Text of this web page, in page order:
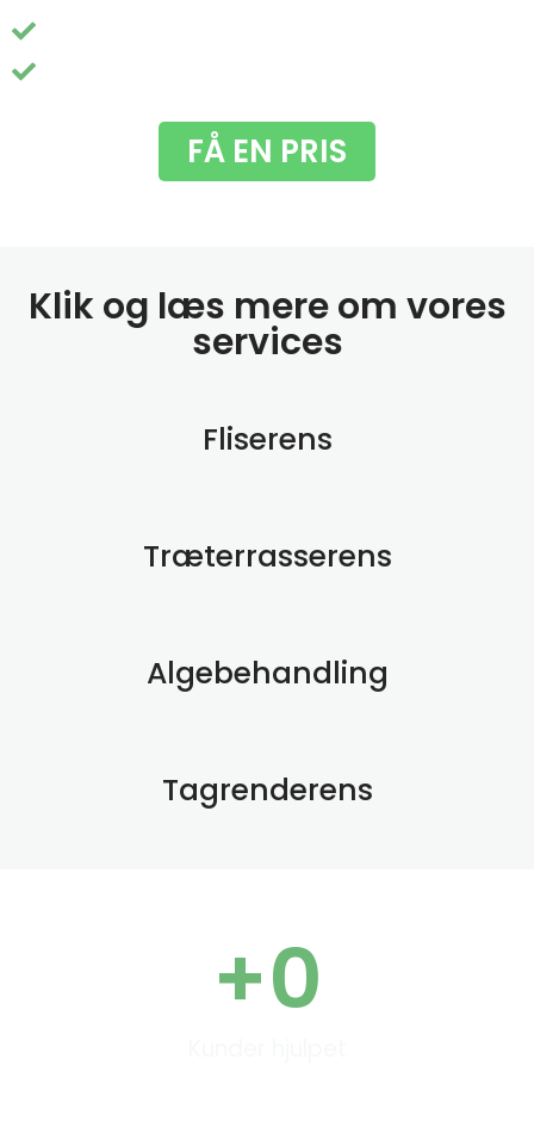
FÅ EN PRIS
Klik og læs mere om vores
services
Fliserens
Træterrasserens
Algebehandling
Tagrenderens
+0